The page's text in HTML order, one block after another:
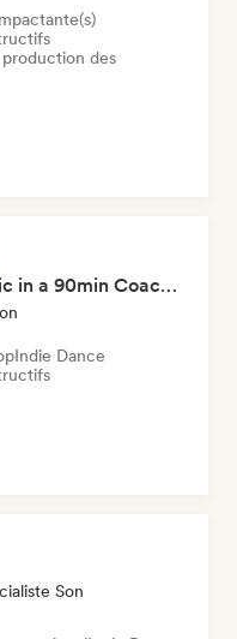
des
Improve Your Music in a 90min Coaching Session
Indie Dance
Son